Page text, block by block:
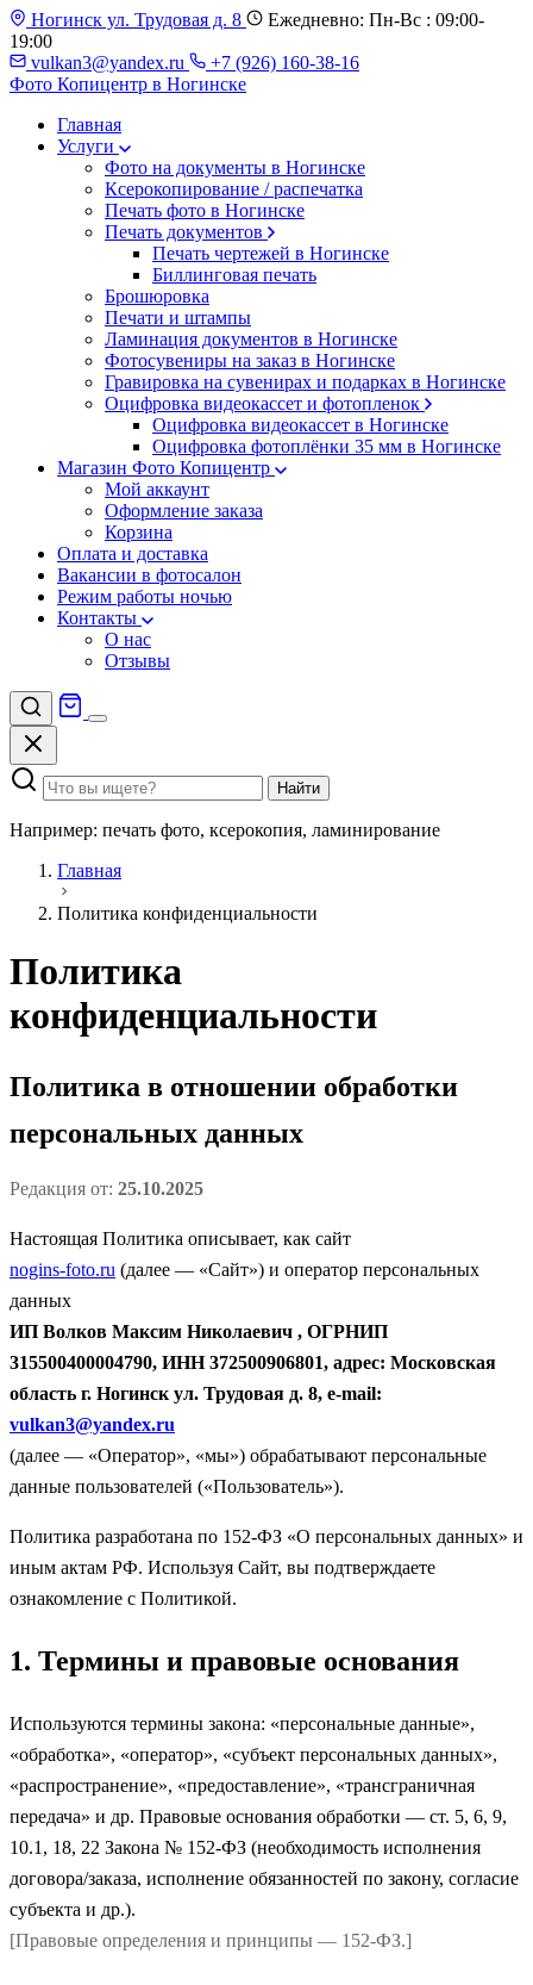
Ногинск ул. Трудовая д. 8
Ежедневно: Пн-Вс : 09:00-
19:00
vulkan3@yandex.ru
+7 (926) 160-38-16
Фото Копицентр в Ногинске
Главная
Услуги
Фото на документы в Ногинске
Ксерокопирование / распечатка
Печать фото в Ногинске
Печать документов
Печать чертежей в Ногинске
Биллинговая печать
Брошюровка
Печати и штампы
Ламинация документов в Ногинске
Фотосувениры на заказ в Ногинске
Гравировка на сувенирах и подарках в Ногинске
Оцифровка видеокассет и фотопленок
Оцифровка видеокассет в Ногинске
Оцифровка фотоплёнки 35 мм в Ногинске
Магазин Фото Копицентр
Мой аккаунт
Оформление заказа
Корзина
Оплата и доставка
Вакансии в фотосалон
Режим работы ночью
Контакты
О нас
Отзывы
Найти
Например: печать фото, ксерокопия, ламинирование
Главная
Политика конфиденциальности
Политика
конфиденциальности
Политика в отношении обработки
персональных данных
Редакция от: 25.10.2025
Настоящая Политика описывает, как сайт
nogins-foto.ru (далее — «Сайт») и оператор персональных
данных
ИП Волков Максим Николаевич , ОГРНИП
315500400004790, ИНН 372500906801, адрес: Московская
область г. Ногинск ул. Трудовая д. 8, e-mail:
vulkan3@yandex.ru
(далее — «Оператор», «мы») обрабатывают персональные
данные пользователей («Пользователь»).
Политика разработана по 152-ФЗ «О персональных данных» и
иным актам РФ. Используя Сайт, вы подтверждаете
ознакомление с Политикой.
1. Термины и правовые основания
Используются термины закона: «персональные данные»,
«обработка», «оператор», «субъект персональных данных»,
«распространение», «предоставление», «трансграничная
передача» и др. Правовые основания обработки — ст. 5, 6, 9,
10.1, 18, 22 Закона № 152-ФЗ (необходимость исполнения
договора/заказа, исполнение обязанностей по закону, согласие
субъекта и др.).
[Правовые определения и принципы — 152-ФЗ.]